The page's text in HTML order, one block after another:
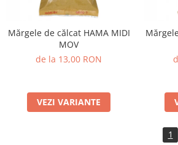
Mărgele de călcat HAMA MIDI
MOV
de la 13,00 RON
VEZI VARIANTE
1